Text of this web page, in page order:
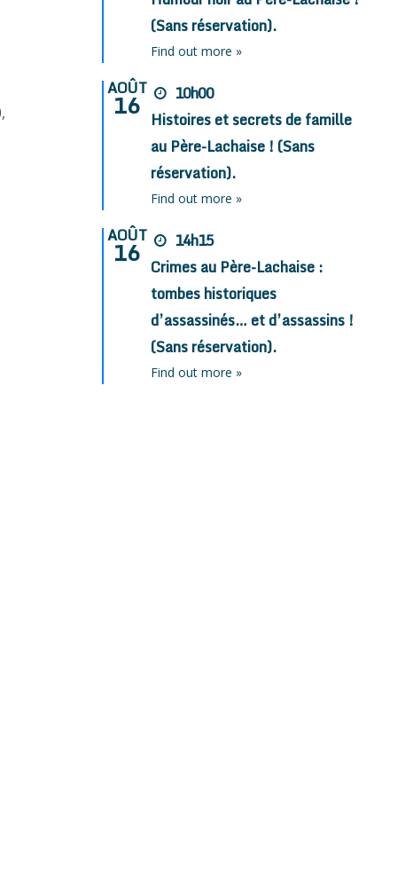
(Sans réservation).
Find out more »
AOÛT
16
10h00
Histoires et secrets de famille
au Père-Lachaise ! (Sans
réservation).
Find out more »
AOÛT
16
14h15
Crimes au Père-Lachaise :
tombes historiques
d’assassinés… et d’assassins !
(Sans réservation).
Find out more »